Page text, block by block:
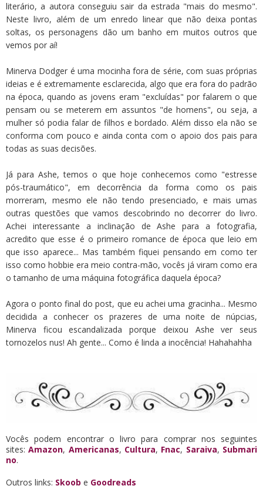
literário, a autora conseguiu sair da estrada "mais do mesmo".
Neste livro, além de um enredo linear que não deixa pontas
soltas, os personagens dão um banho em muitos outros que
vemos por aí!
Minerva Dodger é uma mocinha fora de série, com suas próprias
ideias e é extremamente esclarecida, algo que era fora do padrão
na época, quando as jovens eram "excluídas" por falarem o que
pensam ou se meterem em assuntos "de homens", ou seja, a
mulher só podia falar de filhos e bordado. Além disso ela não se
conforma com pouco e ainda conta com o apoio dos pais para
todas as suas decisões.
Já para Ashe, temos o que hoje conhecemos como "estresse
pós-traumático", em decorrência da forma como os pais
morreram, mesmo ele não tendo presenciado, e mais umas
outras questões que vamos descobrindo no decorrer do livro.
Achei interessante a inclinação de Ashe para a fotografia,
acredito que esse é o primeiro romance de época que leio em
que isso aparece... Mas também fiquei pensando em como ter
isso como hobbie era meio contra-mão, vocês já viram como era
o tamanho de uma máquina fotográfica daquela época?
Agora o ponto final do post, que eu achei uma gracinha... Mesmo
decidida a conhecer os prazeres de uma noite de núpcias,
Minerva ficou escandalizada porque deixou Ashe ver seus
tornozelos nus! Ah gente... Como é linda a inocência! Hahahahha
Vocês podem encontrar o livro para comprar nos seguintes
sites:Amazon, Americanas, Cultura, Fnac, Saraiva, Submari
no.
Outros links: Skoob e Goodreads